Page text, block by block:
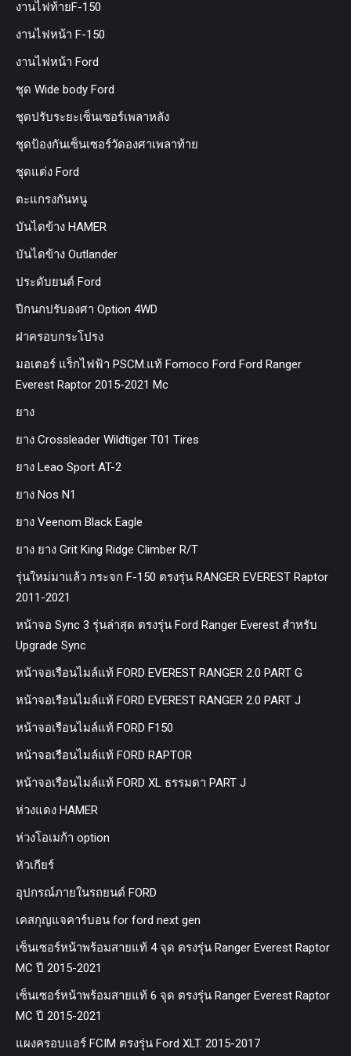
งานไฟท้ายF-150
งานไฟหน้า F-150
งานไฟหน้า Ford
ชุด Wide body Ford
ชุดปรับระยะเซ็นเซอร์เพลาหลัง
ชุดป้องกันเซ็นเซอร์วัดองศาเพลาท้าย
ชุดแต่ง Ford
ตะแกรงกันหนู
บันไดข้าง HAMER
บันไดข้าง Outlander
ประดับยนต์ Ford
ปีกนกปรับองศา Option 4WD
ฝาครอบกระโปรง
มอเตอร์ แร็กไฟฟ้า PSCM.แท้ Fomoco Ford Ford Ranger
Everest Raptor 2015-2021 Mc
ยาง
ยาง Crossleader Wildtiger T01 Tires
ยาง Leao Sport AT-2
ยาง Nos N1
ยาง Veenom Black Eagle
ยาง ยาง Grit King Ridge Climber R/T
รุ่นใหม่มาแล้ว กระจก F-150 ตรงรุ่น RANGER EVEREST Raptor
2011-2021
หน้าจอ Sync 3 รุ่นล่าสุด ตรงรุ่น Ford Ranger Everest สำหรับ
Upgrade Sync
หน้าจอเรือนไมล์แท้ FORD EVEREST RANGER 2.0 PART G
หน้าจอเรือนไมล์แท้ FORD EVEREST RANGER 2.0 PART J
หน้าจอเรือนไมล์แท้ FORD F150
หน้าจอเรือนไมล์แท้ FORD RAPTOR
หน้าจอเรือนไมล์แท้ FORD XL ธรรมดา PART J
ห่วงแดง HAMER
ห่วงโอเมก้า option
หัวเกียร์
อุปกรณ์ภายในรถยนต์ FORD
เคสกุญแจคาร์บอน for ford next gen
เซ็นเซอร์หน้าพร้อมสายแท้ 4 จุด ตรงรุ่น Ranger Everest Raptor
MC ปี 2015-2021
เซ็นเซอร์หน้าพร้อมสายแท้ 6 จุด ตรงรุ่น Ranger Everest Raptor
MC ปี 2015-2021
แผงครอบแอร์ FCIM ตรงรุ่น Ford XLT. 2015-2017